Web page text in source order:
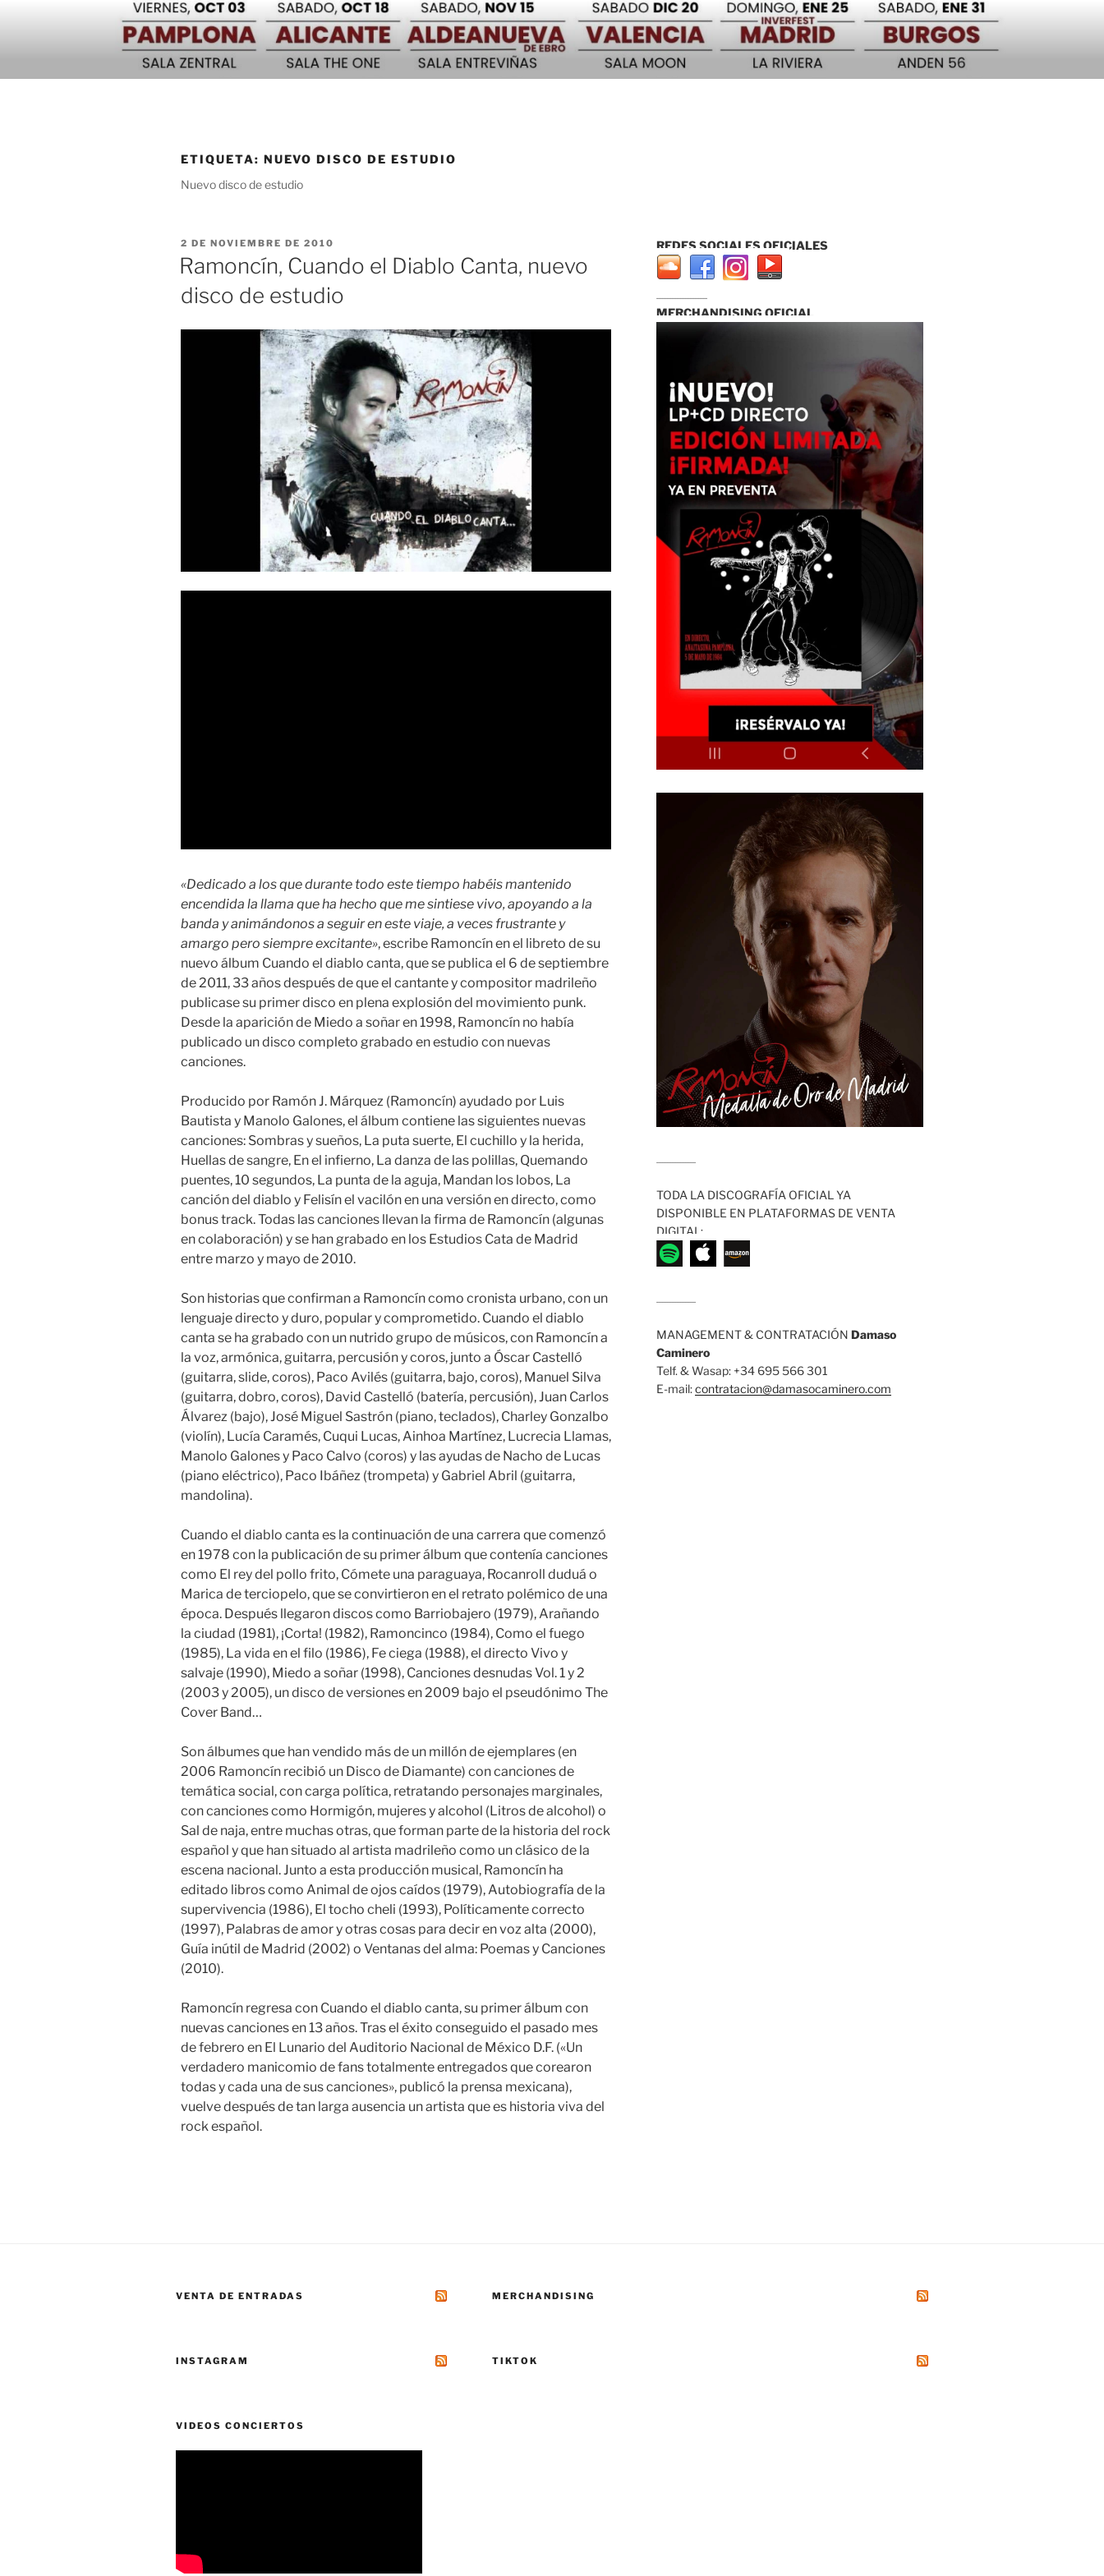
ETIQUETA: NUEVO DISCO DE ESTUDIO
Nuevo disco de estudio
PUBLICADO
EL
2 DE NOVIEMBRE DE 2010
Ramoncín, Cuando el Diablo Canta, nuevo
disco de estudio
«Dedicado a los que durante todo este tiempo habéis mantenido
encendida la llama que ha hecho que me sintiese vivo, apoyando a la
banda y animándonos a seguir en este viaje, a veces frustrante y
amargo pero siempre excitante», escribe Ramoncín en el libreto de su
nuevo álbum Cuando el diablo canta, que se publica el 6 de septiembre
de 2011, 33 años después de que el cantante y compositor madrileño
publicase su primer disco en plena explosión del movimiento punk.
Desde la aparición de Miedo a soñar en 1998, Ramoncín no había
publicado un disco completo grabado en estudio con nuevas
canciones.
Producido por Ramón J. Márquez (Ramoncín) ayudado por Luis
Bautista y Manolo Galones, el álbum contiene las siguientes nuevas
canciones: Sombras y sueños, La puta suerte, El cuchillo y la herida,
Huellas de sangre, En el infierno, La danza de las polillas, Quemando
puentes, 10 segundos, La punta de la aguja, Mandan los lobos, La
canción del diablo y Felisín el vacilón en una versión en directo, como
bonus track. Todas las canciones llevan la firma de Ramoncín (algunas
en colaboración) y se han grabado en los Estudios Cata de Madrid
entre marzo y mayo de 2010.
Son historias que confirman a Ramoncín como cronista urbano, con un
lenguaje directo y duro, popular y comprometido. Cuando el diablo
canta se ha grabado con un nutrido grupo de músicos, con Ramoncín a
la voz, armónica, guitarra, percusión y coros, junto a Óscar Castelló
(guitarra, slide, coros), Paco Avilés (guitarra, bajo, coros), Manuel Silva
(guitarra, dobro, coros), David Castelló (batería, percusión), Juan Carlos
Álvarez (bajo), José Miguel Sastrón (piano, teclados), Charley Gonzalbo
(violín), Lucía Caramés, Cuqui Lucas, Ainhoa Martínez, Lucrecia Llamas,
Manolo Galones y Paco Calvo (coros) y las ayudas de Nacho de Lucas
(piano eléctrico), Paco Ibáñez (trompeta) y Gabriel Abril (guitarra,
mandolina).
Cuando el diablo canta es la continuación de una carrera que comenzó
en 1978 con la publicación de su primer álbum que contenía canciones
como El rey del pollo frito, Cómete una paraguaya, Rocanroll duduá o
Marica de terciopelo, que se convirtieron en el retrato polémico de una
época. Después llegaron discos como Barriobajero (1979), Arañando
la ciudad (1981), ¡Corta! (1982), Ramoncinco (1984), Como el fuego
(1985), La vida en el filo (1986), Fe ciega (1988), el directo Vivo y
salvaje (1990), Miedo a soñar (1998), Canciones desnudas Vol. 1 y 2
(2003 y 2005), un disco de versiones en 2009 bajo el pseudónimo The
Cover Band…
Son álbumes que han vendido más de un millón de ejemplares (en
2006 Ramoncín recibió un Disco de Diamante) con canciones de
temática social, con carga política, retratando personajes marginales,
con canciones como Hormigón, mujeres y alcohol (Litros de alcohol) o
Sal de naja, entre muchas otras, que forman parte de la historia del rock
español y que han situado al artista madrileño como un clásico de la
escena nacional. Junto a esta producción musical, Ramoncín ha
editado libros como Animal de ojos caídos (1979), Autobiografía de la
supervivencia (1986), El tocho cheli (1993), Políticamente correcto
(1997), Palabras de amor y otras cosas para decir en voz alta (2000),
Guía inútil de Madrid (2002) o Ventanas del alma: Poemas y Canciones
(2010).
Ramoncín regresa con Cuando el diablo canta, su primer álbum con
nuevas canciones en 13 años. Tras el éxito conseguido el pasado mes
de febrero en El Lunario del Auditorio Nacional de México D.F. («Un
verdadero manicomio de fans totalmente entregados que corearon
todas y cada una de sus canciones», publicó la prensa mexicana),
vuelve después de tan larga ausencia un artista que es historia viva del
rock español.
REDES SOCIALES OFICIALES
MERCHANDISING OFICIAL
TODA LA DISCOGRAFÍA OFICIAL YA
DISPONIBLE EN PLATAFORMAS DE VENTA
DIGITAL:
MANAGEMENT & CONTRATACIÓN Damaso
Caminero
Telf. & Wasap: +34 695 566 301
E-mail:contratacion@damasocaminero.com
VENTA DE ENTRADAS
INSTAGRAM
VIDEOS CONCIERTOS
MERCHANDISING
TIKTOK